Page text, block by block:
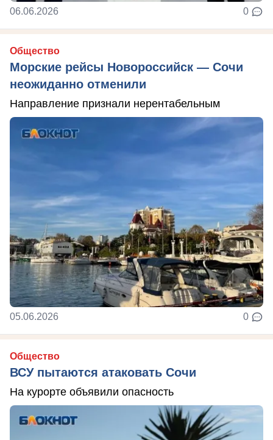
06.06.2026 0
Общество
Морские рейсы Новороссийск — Сочи
неожиданно отменили
Направление признали нерентабельным
05.06.2026 0
Общество
ВСУ пытаются атаковать Сочи
На курорте объявили опасность